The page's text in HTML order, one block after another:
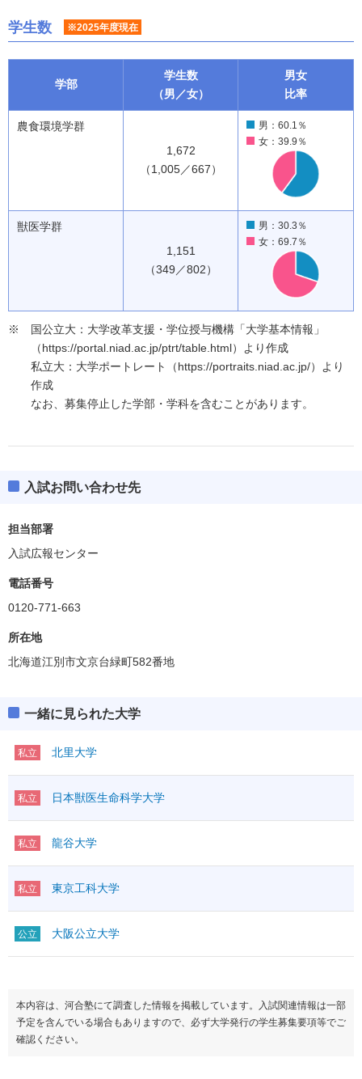
学生数 ※2025年度現在
学部
学生数
（男／女）
男女
比率
農食環境学群
1,672
（1,005／667）
男：60.1％
女：39.9％
獣医学群
1,151
（349／802）
男：30.3％
女：69.7％
国公立大：大学改革支援・学位授与機構「大学基本情報」
（https://portal.niad.ac.jp/ptrt/table.html）より作成
私立大：大学ポートレート（https://portraits.niad.ac.jp/）より
作成
なお、募集停止した学部・学科を含むことがあります。
入試お問い合わせ先
担当部署
入試広報センター
電話番号
0120-771-663
所在地
北海道江別市文京台緑町582番地
一緒に見られた大学
私立 北里大学
私立 日本獣医生命科学大学
私立 龍谷大学
私立 東京工科大学
公立 大阪公立大学
本内容は、河合塾にて調査した情報を掲載しています。入試関連情報は一部
予定を含んでいる場合もありますので、必ず大学発行の学生募集要項等でご
確認ください。